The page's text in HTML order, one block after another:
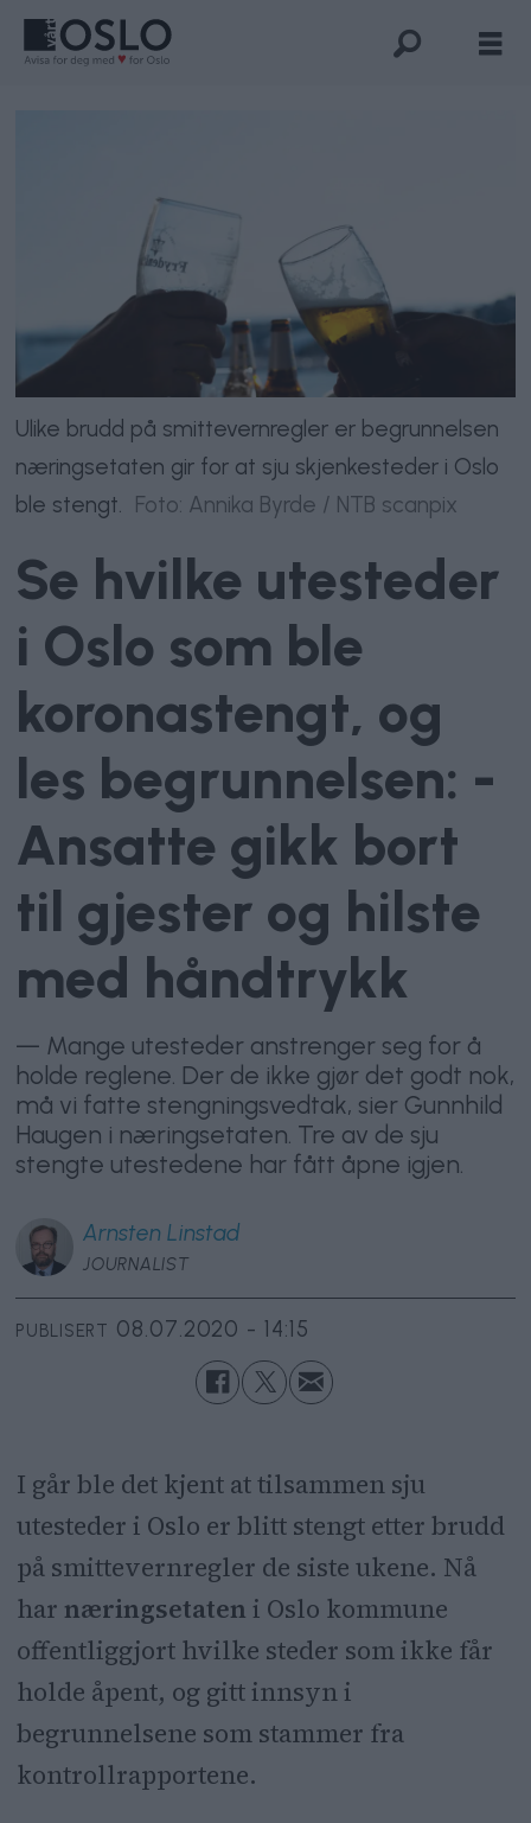
Ulike brudd på smittevernregler er begrunnelsen
næringsetaten gir for at sju skjenkesteder i Oslo
ble stengt. Foto: Annika Byrde / NTB scanpix
Se hvilke utesteder
i Oslo som ble
koronastengt, og
les begrunnelsen: -
Ansatte gikk bort
til gjester og hilste
med håndtrykk
— Mange utesteder anstrenger seg for å
holde reglene. Der de ikke gjør det godt nok,
må vi fatte stengningsvedtak, sier Gunnhild
Haugen i næringsetaten. Tre av de sju
stengte utestedene har fått åpne igjen.
Arnsten Linstad
JOURNALIST
PUBLISERT 08.07.2020 - 14:15
I går ble det kjent at tilsammen sju
utesteder i Oslo er blitt stengt etter brudd
på smittevernregler de siste ukene. Nå
har næringsetaten i Oslo kommune
offentliggjort hvilke steder som ikke får
holde åpent, og gitt innsyn i
begrunnelsene som stammer fra
kontrollrapportene.